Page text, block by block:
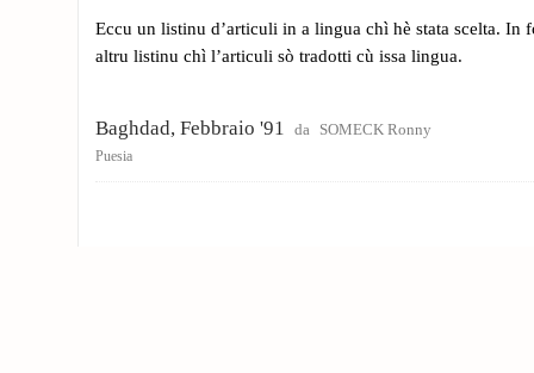
Eccu un listinu d’articuli in a lingua chì hè stata scelta. In
altru listinu chì l’articuli sò tradotti cù issa lingua.
Baghdad, Febbraio '91 da SOMECK Ronny
Puesia